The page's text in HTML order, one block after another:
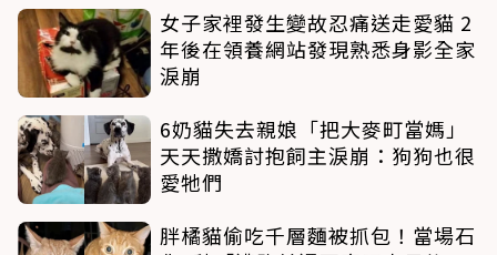
女子家裡發生變故忍痛送走愛貓 2
年後在領養網站發現熟悉身影全家
淚崩
6奶貓失去親娘「把大麥町當媽」
天天撒嬌討抱飼主淚崩：狗狗也很
愛牠們
胖橘貓偷吃千層麵被抓包！當場石